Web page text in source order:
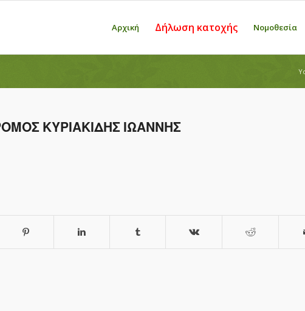
Αρχική Δήλωση κατοχής Νομοθεσία
ΚΥΡΙΑΚΙΔΗΣ ΙΩΑΝΝΗΣ